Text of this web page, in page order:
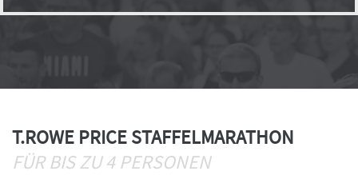
STARTGEBÜHR
T.ROWE PRICE STAFFELMARATHON
FÜR BIS ZU 4 PERSONEN